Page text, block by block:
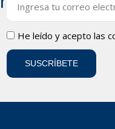
LOPDHe leído y acepto las
SUSCRÍBETE